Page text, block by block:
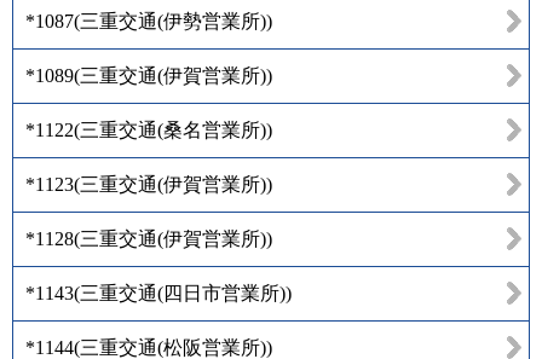
*1087(三重交通(伊勢営業所))
*1089(三重交通(伊賀営業所))
*1122(三重交通(桑名営業所))
*1123(三重交通(伊賀営業所))
*1128(三重交通(伊賀営業所))
*1143(三重交通(四日市営業所))
*1144(三重交通(松阪営業所))